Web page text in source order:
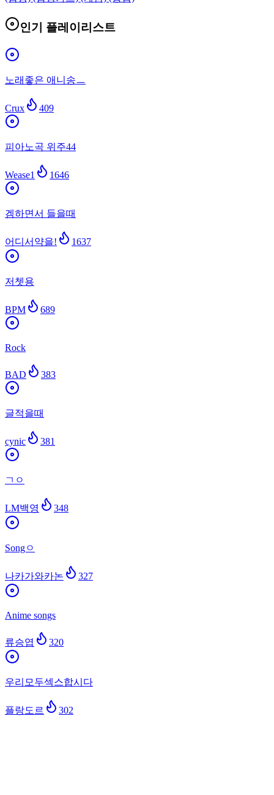
인기 플레이리스트
노래좋은 애니송ㅡ
Crux 409
피아노곡 위주44
Wease1 1646
겜하면서 들을때
어디서약을! 1637
저쳇용
BPM 689
Rock
BAD 383
글적을때
cynic 381
ㄱㅇ
LM백영 348
Songㅇ
나카가와카논 327
Anime songs
류승엽 320
우리모두섹스합시다
플랑도르 302